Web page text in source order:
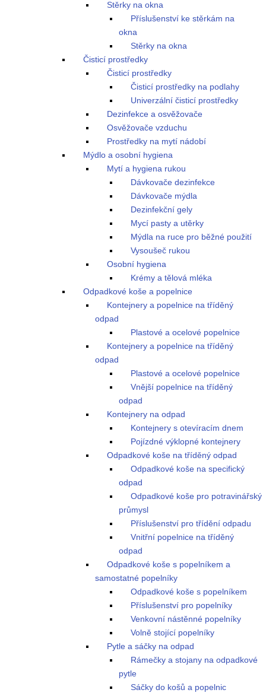
Stěrky na okna
Příslušenství ke stěrkám na
okna
Stěrky na okna
Čisticí prostředky
Čisticí prostředky
Čisticí prostředky na podlahy
Univerzální čisticí prostředky
Dezinfekce a osvěžovače
Osvěžovače vzduchu
Prostředky na mytí nádobí
Mýdlo a osobní hygiena
Mytí a hygiena rukou
Dávkovače dezinfekce
Dávkovače mýdla
Dezinfekční gely
Mycí pasty a utěrky
Mýdla na ruce pro běžné použití
Vysoušeč rukou
Osobní hygiena
Krémy a tělová mléka
Odpadkové koše a popelnice
Kontejnery a popelnice na tříděný
odpad
Plastové a ocelové popelnice
Kontejnery a popelnice na tříděný
odpad
Plastové a ocelové popelnice
Vnější popelnice na tříděný
odpad
Kontejnery na odpad
Kontejnery s otevíracím dnem
Pojízdné výklopné kontejnery
Odpadkové koše na tříděný odpad
Odpadkové koše na specifický
odpad
Odpadkové koše pro potravinářský
průmysl
Příslušenství pro třídění odpadu
Vnitřní popelnice na tříděný
odpad
Odpadkové koše s popelníkem a
samostatné popelníky
Odpadkové koše s popelníkem
Příslušenství pro popelníky
Venkovní nástěnné popelníky
Volně stojící popelníky
Pytle a sáčky na odpad
Rámečky a stojany na odpadkové
pytle
Sáčky do košů a popelnic